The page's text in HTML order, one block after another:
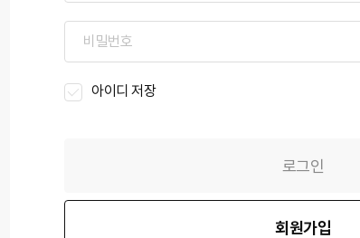
아이디 저장
로그인
회원가입